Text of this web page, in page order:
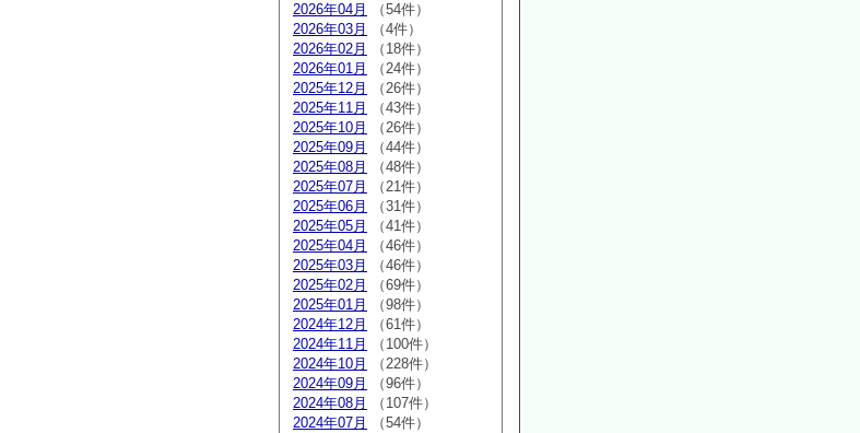
2026年04月
（54件）
2026年03月
（4件）
2026年02月
（18件）
2026年01月
（24件）
2025年12月
（26件）
2025年11月
（43件）
2025年10月
（26件）
2025年09月
（44件）
2025年08月
（48件）
2025年07月
（21件）
2025年06月
（31件）
2025年05月
（41件）
2025年04月
（46件）
2025年03月
（46件）
2025年02月
（69件）
2025年01月
（98件）
2024年12月
（61件）
2024年11月
（100件）
2024年10月
（228件）
2024年09月
（96件）
2024年08月
（107件）
2024年07月
（54件）